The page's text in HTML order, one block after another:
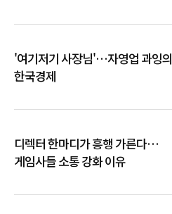
'여기저기 사장님'…자영업 과잉의
한국경제
디렉터 한마디가 흥행 가른다…
게임사들 소통 강화 이유